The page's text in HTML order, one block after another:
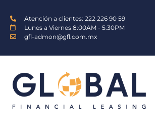
Atención a clientes: 222 226 90 59
Lunes a Viernes 8:00AM - 5:30PM
gfl-admon@gfl.com.mx